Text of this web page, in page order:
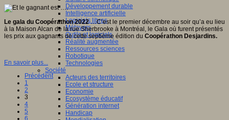
Développement durable
Intelligence artificielle
Logiciels libres
Métavers
Outils et logiciels
Réalité augmentée
Ressources sciences
Robotique
Technologies
Société
Acteurs des territoires
Ecole et structure
Economie
Ecosystème éducatif
Génération internet
Handicap
Le gala du Coopérathon 2022…C’est le premier décembre au soir qu’a eu lieu
à la Maison Alcan de la rue Sherbrooke à Montréal, le Gala où furent présentés
les prix aux gagnants de cette septième édition du Coopérathon Desjardins.
En savoir plus...
Précédent
1
2
3
4
5
6